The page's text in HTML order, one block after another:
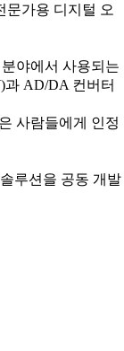
문가용 디지털 오
야에서 사용되는
AD/DA 컨버터
사람들에게 인정
루션을 공동 개발